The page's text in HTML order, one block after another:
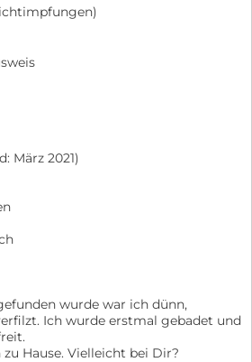
März 2021)
wurde war ich dünn,
Ich wurde erstmal gebadet und
Hause. Vielleicht bei Dir?